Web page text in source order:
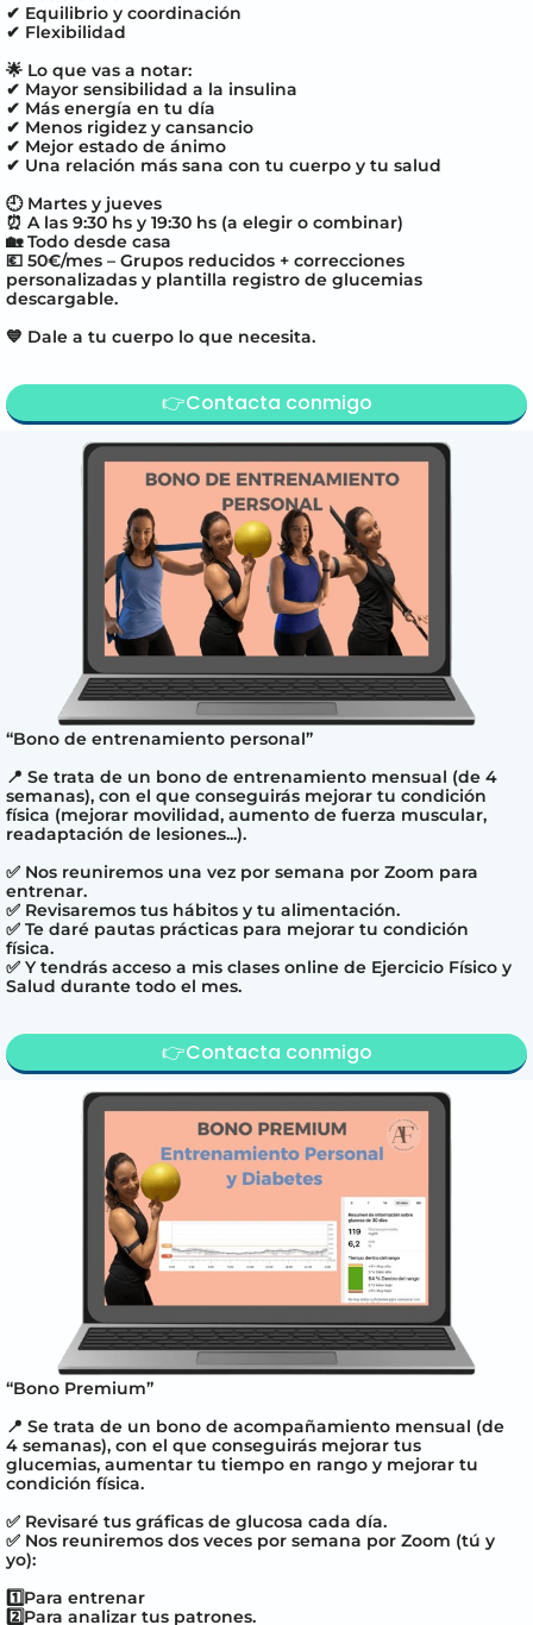
✔ Equilibrio y coordinación
✔ Flexibilidad
🌟 Lo que vas a notar:
✔ Mayor sensibilidad a la insulina
✔ Más energía en tu día
✔ Menos rigidez y cansancio
✔ Mejor estado de ánimo
✔ Una relación más sana con tu cuerpo y tu salud
🕘 Martes y jueves
⏰ A las 9:30 hs y 19:30 hs (a elegir o combinar)
🏡 Todo desde casa
💶 50€/mes – Grupos reducidos + correcciones
personalizadas y plantilla registro de glucemias
descargable.
💙 Dale a tu cuerpo lo que necesita.
👉Contacta conmigo
“Bono de entrenamiento personal”
📍 Se trata de un bono de entrenamiento mensual (de 4
semanas), con el que conseguirás mejorar tu condición
física (mejorar movilidad, aumento de fuerza muscular,
readaptación de lesiones...).
✅ Nos reuniremos una vez por semana por Zoom para
entrenar.
✅ Revisaremos tus hábitos y tu alimentación.
✅ Te daré pautas prácticas para mejorar tu condición
física.
✅ Y tendrás acceso a mis clases online de Ejercicio Físico y
Salud durante todo el mes.
👉Contacta conmigo
“Bono Premium”
📍 Se trata de un bono de acompañamiento mensual (de
4 semanas), con el que conseguirás mejorar tus
glucemias, aumentar tu tiempo en rango y mejorar tu
condición física.
✅ Revisaré tus gráficas de glucosa cada día.
✅ Nos reuniremos dos veces por semana por Zoom (tú y
yo):
1️⃣Para entrenar
2️⃣Para analizar tus patrones.